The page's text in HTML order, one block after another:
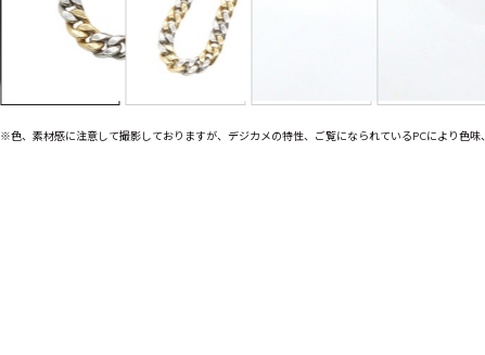
※色、素材感に注意して撮影しておりますが、デジカメの特性、ご覧になられているPCにより色味